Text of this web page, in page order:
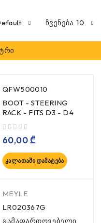
ჩვენება 10
QFW500010
BOOT - STEERING
RACK - FITS D3 - D4
60,00 ₾
ᲙᲐᲚᲐᲗᲐᲨᲘ ᲓᲐᲛᲐᲢᲔᲑᲐ
MEYLE
LR020367G
გამაფართოვებელი